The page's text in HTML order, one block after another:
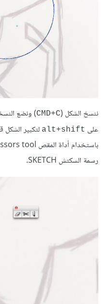
ننسخ الشكل (CMD+C) ونضع
على alt+shift لتكبير الشكل
رسمة السكتش SKETCH.